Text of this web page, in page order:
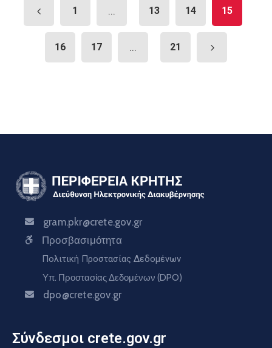
1 ... 13 14 15
16 17 ... 21
gram.pkr@crete.gov.gr
Προσβασιμότητα
Πολιτική Προστασίας Δεδομένων
Υπ. Προστασίας Δεδομένων (DPO)
dpo@crete.gov.gr
Σύνδεσμοι crete.gov.gr